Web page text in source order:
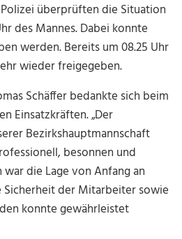
überprüften die Situation
des Mannes. Dabei konnte
werden. Bereits um 08.25 Uhr
wieder freigegeben.
Schäffer bedankte sich beim
Einsatzkräften. „Der
Bezirkshauptmannschaft
besonnen und
die Lage von Anfang an
der Mitarbeiter sowie
konnte gewährleistet